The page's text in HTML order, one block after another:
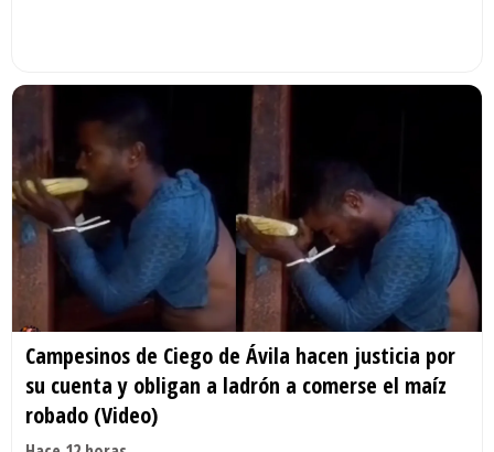
Campesinos de Ciego de Ávila hacen justicia por
su cuenta y obligan a ladrón a comerse el maíz
robado (Video)